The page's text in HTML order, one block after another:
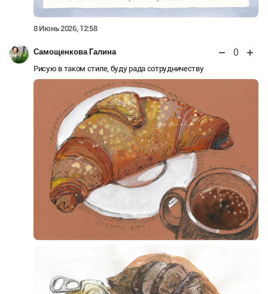
8 Июнь 2026, 12:58
Самощенкова Галина 0
Рисую в таком стиле, буду рада сотрудничеству